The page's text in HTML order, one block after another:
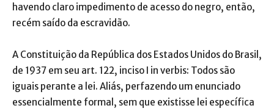
havendo claro impedimento de acesso do negro, então,
recém saído da escravidão.
A Constituição da República dos Estados Unidos do Brasil,
de 1937 em seu art. 122, inciso I in verbis: Todos são
iguais perante a lei. Aliás, perfazendo um enunciado
essencialmente formal, sem que existisse lei específica